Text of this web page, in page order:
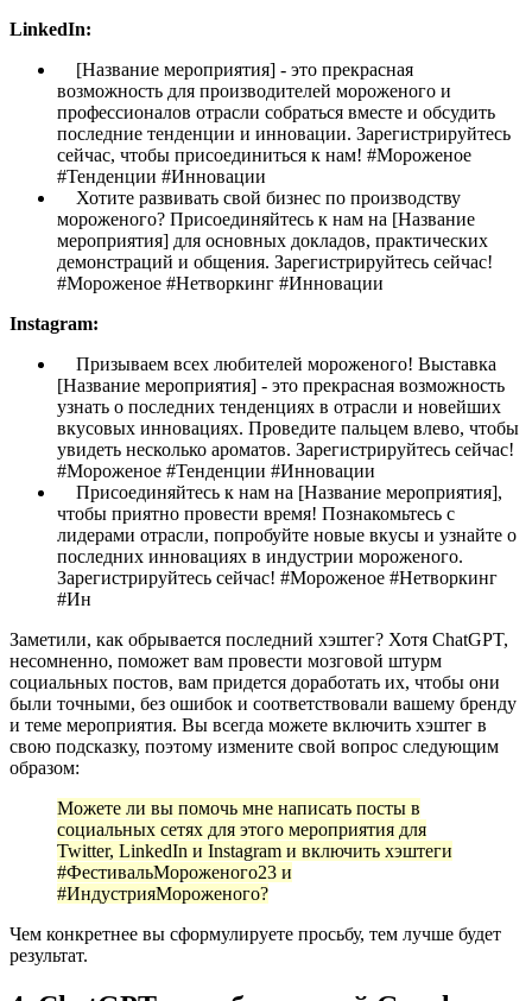
LinkedIn:
[Название мероприятия] - это прекрасная
возможность для производителей мороженого и
профессионалов отрасли собраться вместе и обсудить
последние тенденции и инновации. Зарегистрируйтесь
сейчас, чтобы присоединиться к нам! #Мороженое
#Тенденции #Инновации
Хотите развивать свой бизнес по производству
мороженого? Присоединяйтесь к нам на [Название
мероприятия] для основных докладов, практических
демонстраций и общения. Зарегистрируйтесь сейчас!
#Мороженое #Нетворкинг #Инновации
Instagram:
Призываем всех любителей мороженого! Выставка
[Название мероприятия] - это прекрасная возможность
узнать о последних тенденциях в отрасли и новейших
вкусовых инновациях. Проведите пальцем влево, чтобы
увидеть несколько ароматов. Зарегистрируйтесь сейчас!
#Мороженое #Тенденции #Инновации
Присоединяйтесь к нам на [Название мероприятия],
чтобы приятно провести время! Познакомьтесь с
лидерами отрасли, попробуйте новые вкусы и узнайте о
последних инновациях в индустрии мороженого.
Зарегистрируйтесь сейчас! #Мороженое #Нетворкинг
#Ин
Заметили, как обрывается последний хэштег? Хотя ChatGPT,
несомненно, поможет вам провести мозговой штурм
социальных постов, вам придется доработать их, чтобы они
были точными, без ошибок и соответствовали вашему бренду
и теме мероприятия. Вы всегда можете включить хэштег в
свою подсказку, поэтому измените свой вопрос следующим
образом:
Можете ли вы помочь мне написать посты в
социальных сетях для этого мероприятия для
Twitter, LinkedIn и Instagram и включить хэштеги
#ФестивальМороженого23 и
#ИндустрияМороженого?
Чем конкретнее вы сформулируете просьбу, тем лучше будет
результат.